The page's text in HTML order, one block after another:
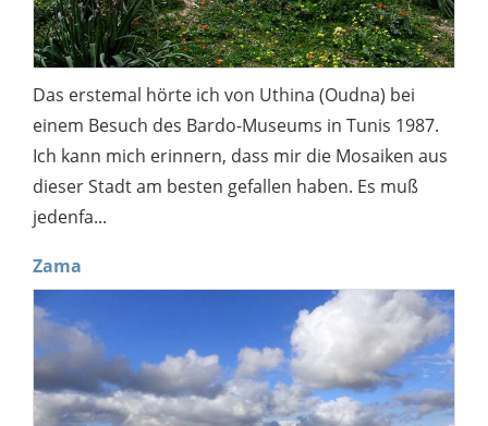
Das erstemal hörte ich von Uthina (Oudna) bei
einem Besuch des Bardo-Museums in Tunis 1987.
Ich kann mich erinnern, dass mir die Mosaiken aus
dieser Stadt am besten gefallen haben. Es muß
jedenfa...
Zama